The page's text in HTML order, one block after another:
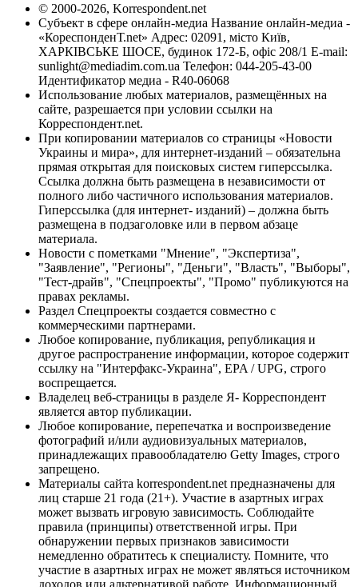
© 2000-2026, Korrespondent.net
Субъект в сфере онлайн-медиа Название онлайн-медиа -
«КореспонденТ.net» Адрес: 02091, місто Київ,
ХАРКІВСЬКЕ ШОСЕ, будинок 172-Б, офіс 208/1 E-mail:
sunlight@mediadim.com.ua Телефон: 044-205-43-00
Идентификатор медиа - R40-06068
Использование любых материалов, размещённых на
сайте, разрешается при условии ссылки на
Корреспондент.net.
При копировании материалов со страницы «Новости
Украины и мира», для интернет-изданий – обязательна
прямая открытая для поисковых систем гиперссылка.
Ссылка должна быть размещена в независимости от
полного либо частичного использования материалов.
Гиперссылка (для интернет- изданий) – должна быть
размещена в подзаголовке или в первом абзаце
материала.
Новости с пометками "Мнение", "Экспертиза",
"Заявление", "Регионы", "Деньги", "Власть", "Выборы",
"Тест-драйв", "Спецпроекты", "Промо" публикуются на
правах рекламы.
Раздел Спецпроекты создается совместно с
коммерческими партнерами.
Любое копирование, публикация, републикация и
другое распространение информации, которое содержит
ссылку на "Интерфакс-Украина", EPA / UPG, строго
воспрещается.
Владелец веб-страницы в разделе Я- Корреспондент
является автор публикации.
Любое копирование, перепечатка и воспроизведение
фотографий и/или аудиовизуальных материалов,
принадлежащих правообладателю Getty Images, строго
запрещено.
Материалы сайта korrespondent.net предназначены для
лиц старше 21 года (21+). Участие в азартных играх
может вызвать игровую зависимость. Соблюдайте
правила (принципы) ответственной игры. При
обнаружении первых признаков зависимости
немедленно обратитесь к специалисту. Помните, что
участие в азартных играх не может являться источником
доходов или альтернативой работе. Информационный